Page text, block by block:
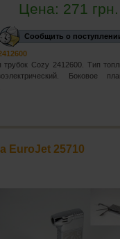
Цена: 271 грн.
Сообщить о
трубок Cozy 2412600. Тип
Боковое
EuroJet 25710